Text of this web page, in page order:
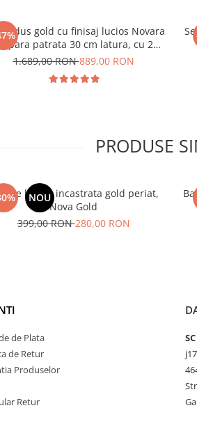
dus gold cu finisaj lucios Novara
para patrata 30 cm latura, cu 2
functii de curgere a apei
1.689,00 RON889,00 RON
PRODUSE
NOU
lavoar incastrata gold periat,
Nova Gold
399,00 RON280,00 RON
de Plata
de Retur
Produselor
Retur